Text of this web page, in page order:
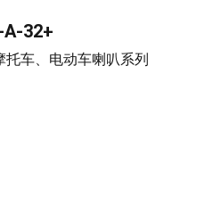
A-32+
托车、电动车喇叭系列